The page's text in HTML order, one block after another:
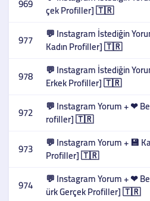
969 çek Profiller] 🇹🇷
977 💬 Instagram İstediğin
Kadın Profiller] 🇹🇷
978 💬 Instagram İstediğin
Erkek Profiller] 🇹🇷
972 💬 Instagram Yorum + ❤
rofiller] 🇹🇷
973 💬 Instagram Yorum + 💾
Profiller] 🇹🇷
974 💬 Instagram Yorum + ❤
ürk Gerçek Profiller] 🇹🇷